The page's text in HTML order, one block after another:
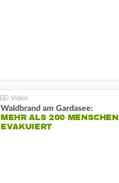
Waldbrand am Gardasee:
MEHR ALS 200 MENSCHEN
EVAKUIERT